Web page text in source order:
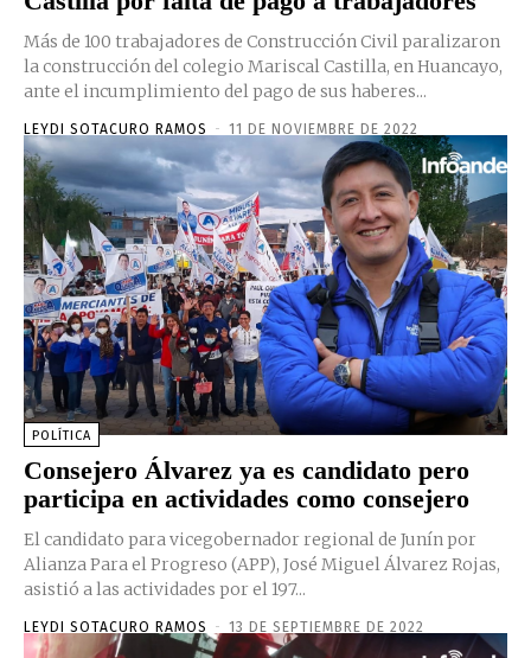
Más de 100 trabajadores de Construcción Civil paralizaron
la construcción del colegio Mariscal Castilla, en Huancayo,
ante el incumplimiento del pago de sus haberes...
LEYDI SOTACURO RAMOS - 11 DE NOVIEMBRE DE 2022
POLÍTICA
Consejero Álvarez ya es candidato pero
participa en actividades como consejero
El candidato para vicegobernador regional de Junín por
Alianza Para el Progreso (APP), José Miguel Álvarez Rojas,
asistió a las actividades por el 197...
LEYDI SOTACURO RAMOS - 13 DE SEPTIEMBRE DE 2022